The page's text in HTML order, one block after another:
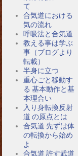
て
合気道における
気の流れ
呼吸法と合気道
教える事は学ぶ
事（ブログより
転載）
半身に立つ
重心ごと移動す
る 基本動作と基
本理合い
入り身転換反射
道 の原点とは
合気道 先ずは体
の転換から始め
よ
合気道 許す武道